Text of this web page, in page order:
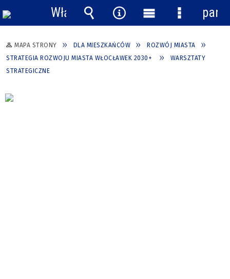
MAPA STRONY DLA MIESZKAŃCÓW
ROZWÓJ MIASTA
STRATEGIA ROZWOJU MIASTA WŁOCŁAWEK 2030+
WARSZTATY
STRATEGICZNE
Włącz
powiadomienia
Wyszukiwarka
Narzędzia
Menu
główne
Menu
panel